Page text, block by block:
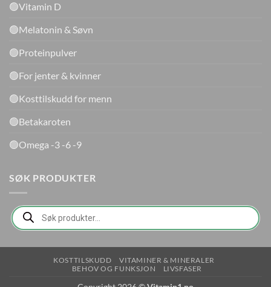
🟢Vitamin D
🟢Melatonin & Søvn
🟢Proteinpulver
🟢For jenter & kvinner
🟢Kosttilskudd for menn
🟢Betakaroten
🟢Omega -3 -6 -9
SØK PRODUKTER
Products
search
KOSTTILSKUDD
VITAMINER & MINERALER
BEHOV OG FUNKSJON
LIVSFASER